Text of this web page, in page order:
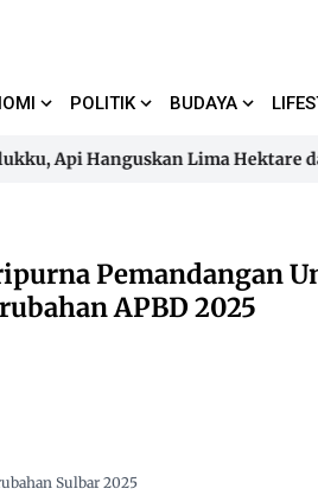
POLITIK BUDAYA
Api Hanguskan Lima Hektare dan
Pemandangan
APBD 2025
Sulbar 2025